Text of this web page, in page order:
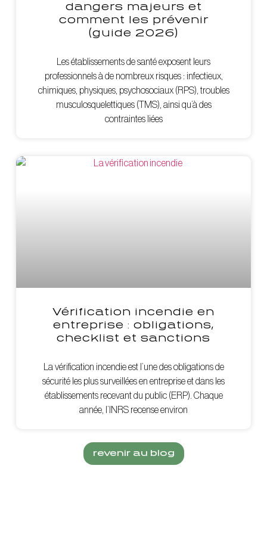
dangers majeurs et
comment les prévenir
(guide 2026)
Les établissements de santé exposent leurs
professionnels à de nombreux risques : infectieux,
chimiques, physiques, psychosociaux (RPS), troubles
musculosquelettiques (TMS), ainsi qu’à des
contraintes liées
Vérification incendie en
entreprise : obligations,
checklist et sanctions
La vérification incendie est l’une des obligations de
sécurité les plus surveillées en entreprise et dans les
établissements recevant du public (ERP). Chaque
année, l’INRS recense environ
revenir au blog